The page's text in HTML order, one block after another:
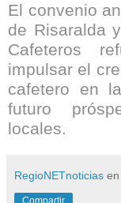
El convenio
de Risaralda
Cafeteros
impulsar el
cafetero en
futuro
locales.
RegioNETnoticias en